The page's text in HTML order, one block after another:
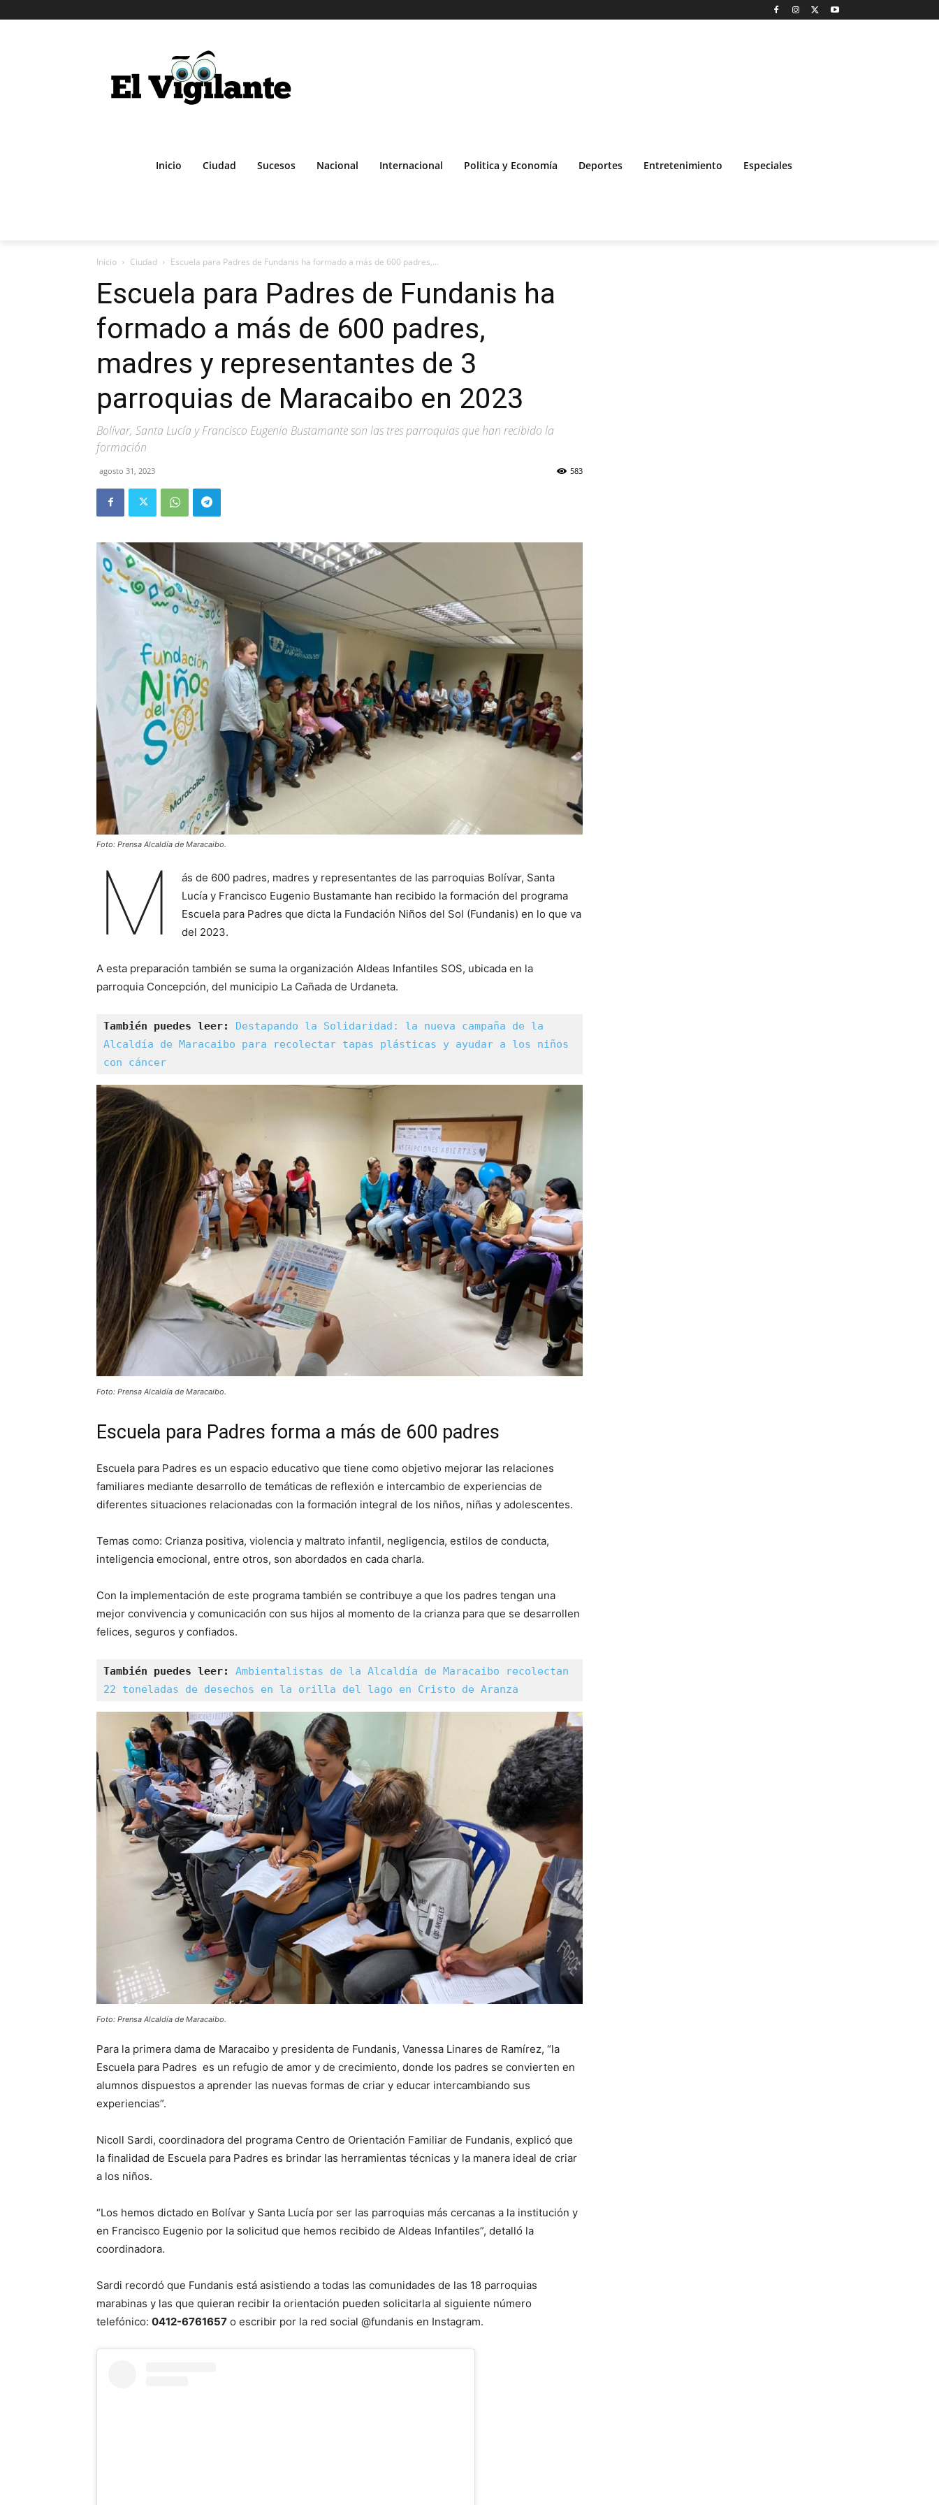
Inicio Ciudad Sucesos Nacional Internacional Politica y Economía Deportes Entretenimiento Especiales
Inicio Ciudad Escuela para Padres de Fundanis ha formado a más de 600 padres,...
Escuela para Padres de Fundanis ha
formado a más de 600 padres,
madres y representantes de 3
parroquias de Maracaibo en 2023
Bolívar, Santa Lucía y Francisco Eugenio Bustamante son las tres parroquias que han recibido la
formación
agosto 31, 2023 583
Foto: Prensa Alcaldía de Maracaibo.
M
ás de 600 padres, madres y representantes de las parroquias Bolívar, Santa
Lucía y Francisco Eugenio Bustamante han recibido la formación del programa
Escuela para Padres que dicta la Fundación Niños del Sol (Fundanis) en lo que va
del 2023.
A esta preparación también se suma la organización Aldeas Infantiles SOS, ubicada en la
parroquia Concepción, del municipio La Cañada de Urdaneta.
También puedes leer:
Destapando la Solidaridad: la nueva campaña de la
Alcaldía de Maracaibo para recolectar tapas plásticas y ayudar a los niños
con cáncer
Foto: Prensa Alcaldía de Maracaibo.
Escuela para Padres forma a más de 600 padres
Escuela para Padres es un espacio educativo que tiene como objetivo mejorar las relaciones
familiares mediante desarrollo de temáticas de reflexión e intercambio de experiencias de
diferentes situaciones relacionadas con la formación integral de los niños, niñas y adolescentes.
Temas como: Crianza positiva, violencia y maltrato infantil, negligencia, estilos de conducta,
inteligencia emocional, entre otros, son abordados en cada charla.
Con la implementación de este programa también se contribuye a que los padres tengan una
mejor convivencia y comunicación con sus hijos al momento de la crianza para que se desarrollen
felices, seguros y confiados.
También puedes leer:
Ambientalistas de la Alcaldía de Maracaibo recolectan
22 toneladas de desechos en la orilla del lago en Cristo de Aranza
Foto: Prensa Alcaldía de Maracaibo.
Para la primera dama de Maracaibo y presidenta de Fundanis, Vanessa Linares de Ramírez, “la
Escuela para Padres es un refugio de amor y de crecimiento, donde los padres se convierten en
alumnos dispuestos a aprender las nuevas formas de criar y educar intercambiando sus
experiencias”.
Nicoll Sardi, coordinadora del programa Centro de Orientación Familiar de Fundanis, explicó que
la finalidad de Escuela para Padres es brindar las herramientas técnicas y la manera ideal de criar
a los niños.
“Los hemos dictado en Bolívar y Santa Lucía por ser las parroquias más cercanas a la institución y
en Francisco Eugenio por la solicitud que hemos recibido de Aldeas Infantiles”, detalló la
coordinadora.
Sardi recordó que Fundanis está asistiendo a todas las comunidades de las 18 parroquias
marabinas y las que quieran recibir la orientación pueden solicitarla al siguiente número
telefónico: 0412-6761657 o escribir por la red social @fundanis en Instagram.